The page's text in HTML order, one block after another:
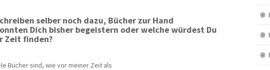
selber noch dazu, Bücher zur Hand
Dich bisher begeistern oder welche würdest Du
Zeit finden?
Bücher sind, wie vor meiner Zeit als